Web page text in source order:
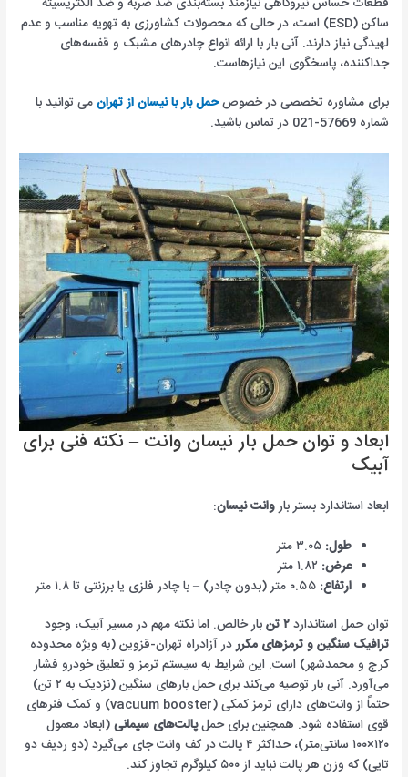
ساکن (ESD) است، در حالی که محصولات کشاورزی به تهویه مناسب و عدم
لهیدگی نیاز دارند. آنی بار با ارائه انواع چادرهای مشبک و قفسه‌های
جداکننده، پاسخگوی این نیازهاست.
برای مشاوره تخصصی در خصوصحمل بار با نیسان از تهرانمی توانید با
شماره 57669-021 در تماس باشید.
ابعاد و توان حمل بار نیسان وانت – نکته فنی برای
آبیک
ابعاد استاندارد بستر باروانت نیسان:
طول: ۳.۰۵ متر
عرض:
ارتفاع: ۰.۵۵ متر (بدون چادر) – با چادر فلزی یا برزنتی تا ۱.۸ متر
توان حمل استاندارد۲ تن
بار خالص. اما نکته مهم در مسیر آبیک، وجود
ترافیک سنگین و ترمزهای مکرردر آزادراه تهران-قزوین (به ویژه محدوده
کرج و محمدشهر) است. این شرایط به سیستم ترمز و تعلیق خودرو فشار
می‌آورد. آنی بار توصیه می‌کند برای حمل بارهای سنگین (نزدیک به ۲ تن)
حتماً از وانت‌های دارای ترمز کمکی (vacuum booster) و کمک فنرهای
قوی استفاده شود. همچنین برای حملپالت‌های سیمانی(ابعاد معمول
۱۲۰×۱۰۰ سانتی‌متر)، حداکثر ۴ پالت در کف وانت جای می‌گیرد (دو ردیف دو
تایی) که وزن هر پالت نباید از ۵۰۰ کیلوگرم تجاوز کند.